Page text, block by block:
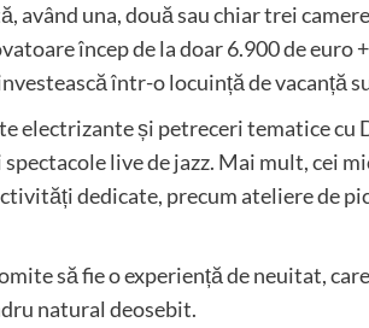
având una, două sau chiar trei
încep de la doar 6.900 de euro
într-o locuință de vacanță
electrizante și petreceri tematice cu
live de jazz. Mai mult, cei
dedicate, precum ateliere de
să fie o experiență de neuitat,
natural deosebit.